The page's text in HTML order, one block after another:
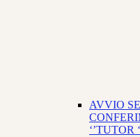
AVVIO
‘’TUTOR